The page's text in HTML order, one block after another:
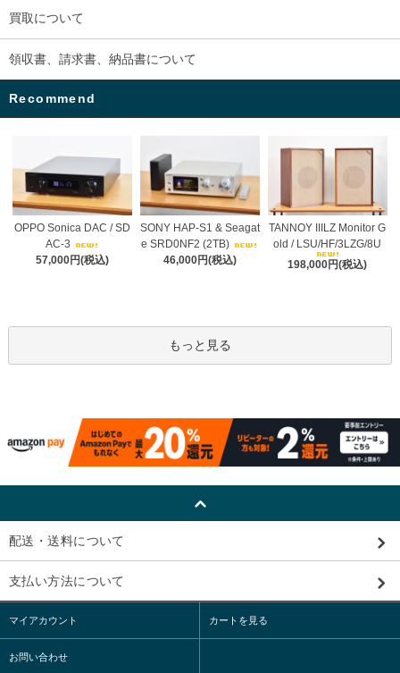
買取について
領収書、請求書、納品書について
Recommend
OPPO Sonica DAC / SD
AC-3
57,000円(税込)
SONY HAP-S1 & Seagat
e SRD0NF2 (2TB)
46,000円(税込)
TANNOY IIILZ Monitor G
old / LSU/HF/3LZG/8U
198,000円(税込)
もっと見る
配送・送料について
支払い方法について
マイアカウント カートを見る
お問い合わせ